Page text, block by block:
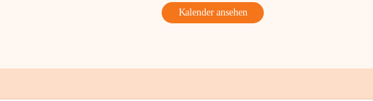
Kalender ansehen